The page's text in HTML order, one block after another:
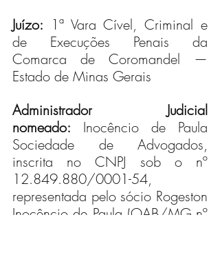
Juízo: 1ª Vara Cível, Criminal e
de Execuções Penais da
Comarca de Coromandel —
Estado de Minas Gerais
Administrador Judicial
nomeado: Inocêncio de Paula
Sociedade de Advogados,
inscrita no CNPJ sob o nº
12.849.880/0001-54,
representada pelo sócio Rogeston
Inocêncio de Paula (OAB/MG nº